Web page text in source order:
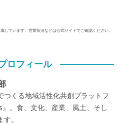
ています。営業状況などは公式サイトでご確認ください。
ロフィール
つくる地域活性化共創プラットフ
。食、文化、産業、風土、そし
。